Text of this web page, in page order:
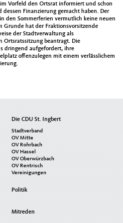
Vorfeld den Ortsrat informiert und schon
Finanzierung gemacht haben. Der
den Sommerferien vermutlich keine neuen
Grunde hat der Fraktionsvorsitzende
der Stadtverwaltung als
Ortsratssitzung beantragt. Die
dringend aufgefordert, ihre
offenzulegen mit einem verlässlichem
Die CDU St. Ingbert
Stadtverband
OV Mitte
OV Rohrbach
OV Hassel
OV Oberwürzbach
OV Rentrisch
Vereinigungen
Politik
Mitreden